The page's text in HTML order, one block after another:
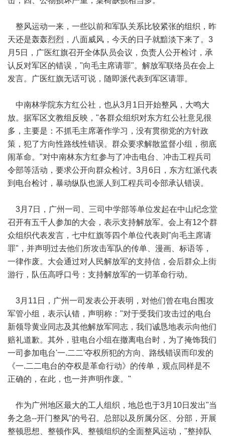
整风运动一来，一些以前和军队关系比较紧张的组织，昨
天还是轰轰烈烈，八面威风，今天的日子就黯淡下来了。3
月5日，广医红旗召开全体队员会议，负责人公开检讨，承
认反对军区的错误，"向毛主席请罪"。解放军联络员在会上
发言。广医红旗无话可说，随即派代表到军区请罪。
中南林学院东方红公社，也从3月1日开始整风，大鸣大
放。据军区文教组反映，"各群众组织对东方红公社意见很
多，主要是：不抓毛主席著作学习，没有贯彻党的方针政
策，犯了方向性路线性错误。群众要求解散监督小组，彻底
闹革命。"对中南林东方红参与了冲击电台、冲击工程兵司
令部等活动，要求公开向群众检讨。3月6日，东方红派代表
到电台检讨，暴动纵队也派人到工程兵司令部承认错误。
3月7日，广州一司、三司中学部等单位发起在中山纪念堂
召开有五千人参加的大会，表示支持解放军。会上有12个群
众组织代表发言，七中红旗等四个单位代表则"向毛主席请
罪"，并声明过去他们所攻击军队的传单、漫画、标语等，
一律作废。大会通过对人民解放军的支持信，会后群众上街
游行，队伍高呼口号：支持解放军的一切革命行动。
3月11日，广州一司发表公开表明，对他们曾在电台围攻
军管小组，表示认错，声明称："对于受我们攻击过的电台
新领导黄业同志及其他解放军同志，我们诚恳地表示向他们
赔礼道歉。其外，驻电台小组在撤离电台时，为了掩饰我们
一司参加电台'一.二二'夺权所犯的方向、路线错误而印发的
《一.二二电台的夺权是革命行动》的传单，观点同样是不
正确的，在此，也一并声明作废。"
作为广州地区最大的工人组织，地总也于3月10日发出"当
务之急--开门整风"的号召。总部以及所属分区、分部，开展
整顿思想、整顿作风、整顿组织的全面整风运动，"整掉队